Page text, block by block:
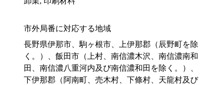
市外局番に対応する地域
長野県伊那市、駒ヶ根市、上伊那郡（辰野町を除
く。）、飯田市（上村、南信濃木沢、南信濃南和
田、南信濃八重河内及び南信濃和田を除く。）、
下伊那郡（阿南町、売木村、下條村、天龍村及び